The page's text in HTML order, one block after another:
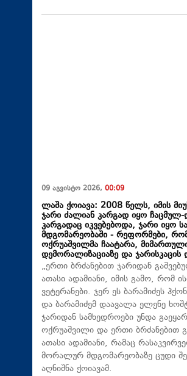
09 აგვისტო 2026, 00:09
ლაშა ქოიავა: 2008 წელს, იმის
ჯარი ძალიან კარგად იყო
კარგადაც იკვებებოდა, ჯარი იყო
მდგომარეობაში - რეფორმები,
ოქრუაშვილმა ჩაატარა,
დემორალიზაციაზე და ჯარისკაცის
„ერთი ბრძანებით ჯარიდან
ათასი ადამიანი, იმის გამო, რომ
ვეტერანები. ჯერ ეს ბარამიძეს
და ბარამიძემ დაავალა ელენე
ჯარიდან სამხედროები უნდა
ოქრუაშვილი და ერთი ბრძანებით
ათასი ადამიანი, რამაც
მორალურ მდგომარეობაზე ცუდი
აღნიშნა ქოიავამ.